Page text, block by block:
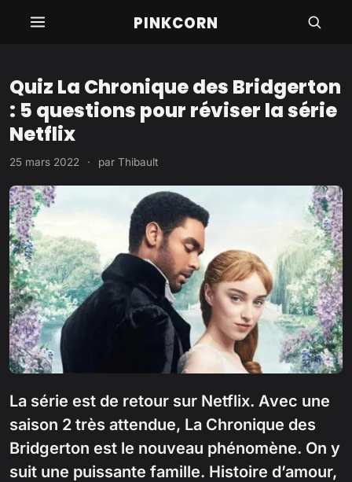
PINKCORN
Quiz La Chronique des Bridgerton
: 5 questions pour réviser la série
Netflix
25 mars 2022 · par Thibault
La série est de retour sur Netflix. Avec une
saison 2 très attendue, La Chronique des
Bridgerton est le nouveau phénomène. On y
suit une puissante famille. Histoire d’amour,